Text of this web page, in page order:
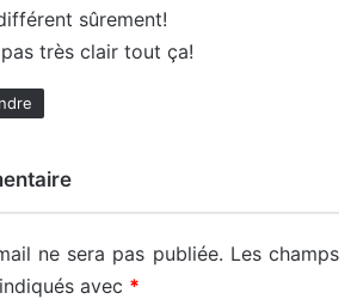
sûrement!
très clair tout ça!
ne sera pas publiée. Les champs
avec *